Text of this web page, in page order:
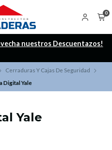
0
nuestros Descuentazos!
Cerraduras Y Cajas De Seguridad
Digital Yale
Yale